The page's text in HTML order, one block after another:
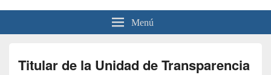
Unidad de Transparencia
Menú
Titular de la Unidad de Transparencia